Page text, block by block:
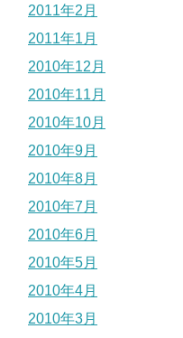
2011年2月
2011年1月
2010年12月
2010年11月
2010年10月
2010年9月
2010年8月
2010年7月
2010年6月
2010年5月
2010年4月
2010年3月